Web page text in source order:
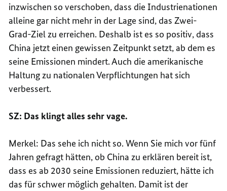
inzwischen so verschoben, dass die Industrienationen
alleine gar nicht mehr in der Lage sind, das Zwei-
Grad-Ziel zu erreichen. Deshalb ist es so positiv, dass
China jetzt einen gewissen Zeitpunkt setzt, ab dem es
seine Emissionen mindert. Auch die amerikanische
Haltung zu nationalen Verpflichtungen hat sich
verbessert.
SZ: Das klingt alles sehr vage.
Merkel: Das sehe ich nicht so. Wenn Sie mich vor fünf
Jahren gefragt hätten, ob China zu erklären bereit ist,
dass es ab 2030 seine Emissionen reduziert, hätte ich
das für schwer möglich gehalten. Damit ist der